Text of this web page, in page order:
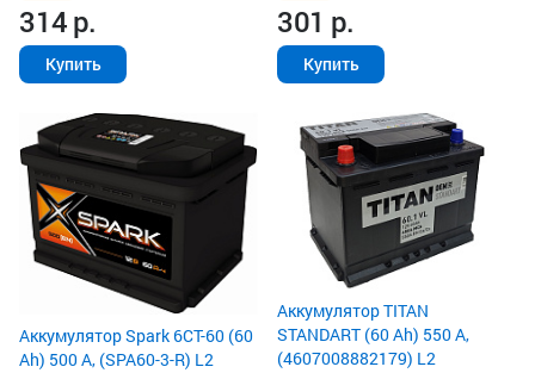
314р.
Купить
301 р.
Купить
Аккумулятор Spark 6СТ-60 (60
Ah) 500 А, (SPA60-3-R) L2
Аккумулятор TITAN
STANDART (60 Ah) 550 А,
(4607008882179) L2